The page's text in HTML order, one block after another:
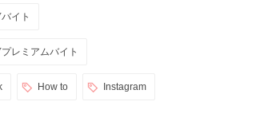
イト
レミアムバイト
How to Instagram